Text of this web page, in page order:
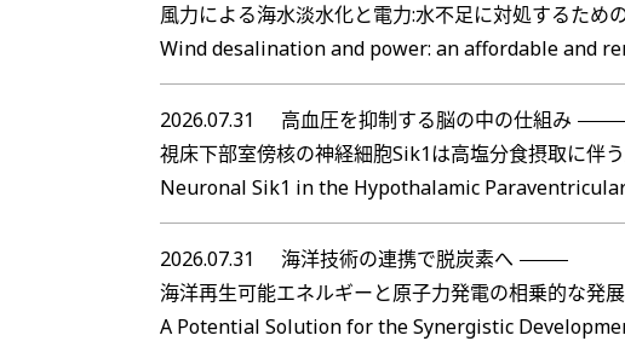
風力による海水淡水化と電力:水不足に対処するため
Wind desalination and power: an affordable and
2026.07.31
高血圧を抑制する脳の中の仕組み
視床下部室傍核の神経細胞Sik1は高塩分食摂取に伴
Neuronal Sik1 in the Hypothalamic
2026.07.31
海洋技術の連携で脱炭素へ
海洋再生可能エネルギーと原子力発電の相乗的な発
A Potential Solution for the Synergistic